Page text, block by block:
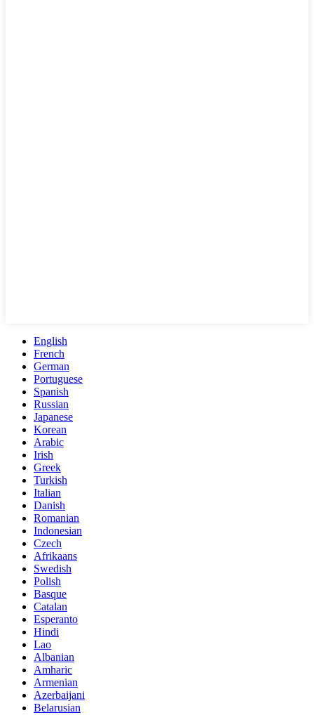
English
French
German
Portuguese
Spanish
Russian
Japanese
Korean
Arabic
Irish
Greek
Turkish
Italian
Danish
Romanian
Indonesian
Czech
Afrikaans
Swedish
Polish
Basque
Catalan
Esperanto
Hindi
Lao
Albanian
Amharic
Armenian
Azerbaijani
Belarusian